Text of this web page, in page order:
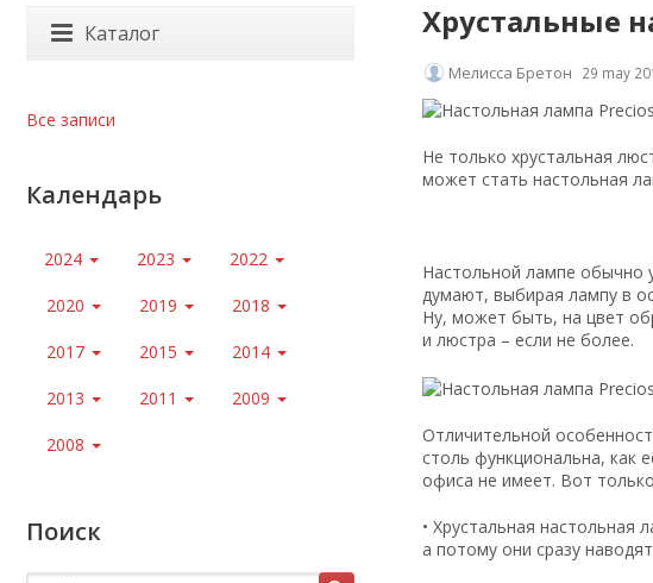
Хрустальные
Мелисса Бретон 29 may
Не только хрустальная
может стать настольная
Настольной лампе обычно
думают, выбирая лампу в
Ну, может быть, на цвет
и люстра – если не более.
Отличительной
столь функциональна, как
офиса не имеет. Вот
• Хрустальная настольная
а потому они сразу
Каталог
Все записи
Календарь
2024 2023 2022
2020 2019 2018
2017 2015 2014
2013 2011 2009
2008
Поиск